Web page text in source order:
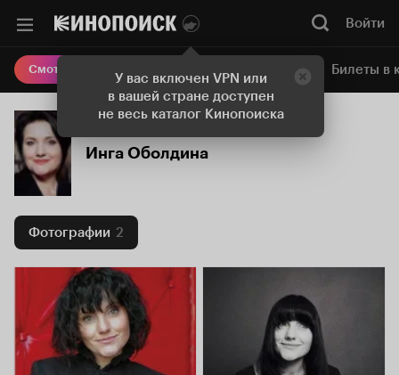
У вас включен VPN или
в вашей стране доступен
не весь каталог Кинопоиска
Войти
Смотреть кино Онлайн-кинотеатр Билеты в
Инга Оболдина
Фотографии 2